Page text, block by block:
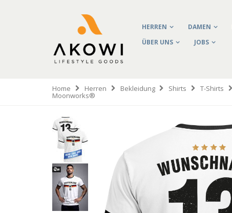
HERREN DAMEN
ÜBER UNS
JOBS
Home Herren Bekleidung Shirts T-Shirts
Moonworks®